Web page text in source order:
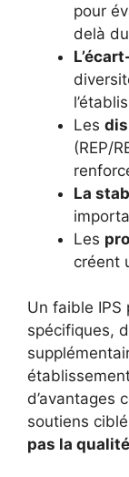
pour
delà
Les
(REP/
La
Les
créent
Un faible IPS
spécifiques,
d’avantages
soutiens
pas la qualité